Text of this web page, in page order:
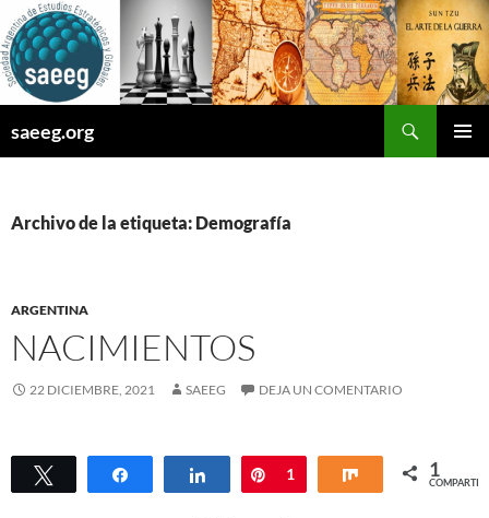
Saltar
al
contenido
saeeg.org
Archivo de la etiqueta: Demografía
ARGENTINA
NACIMIENTOS
22 DICIEMBRE, 2021 SAEEG DEJA UN COMENTARIO
Twittear Compartir CompartirPin
1 Compartir
1
COMPARTIR